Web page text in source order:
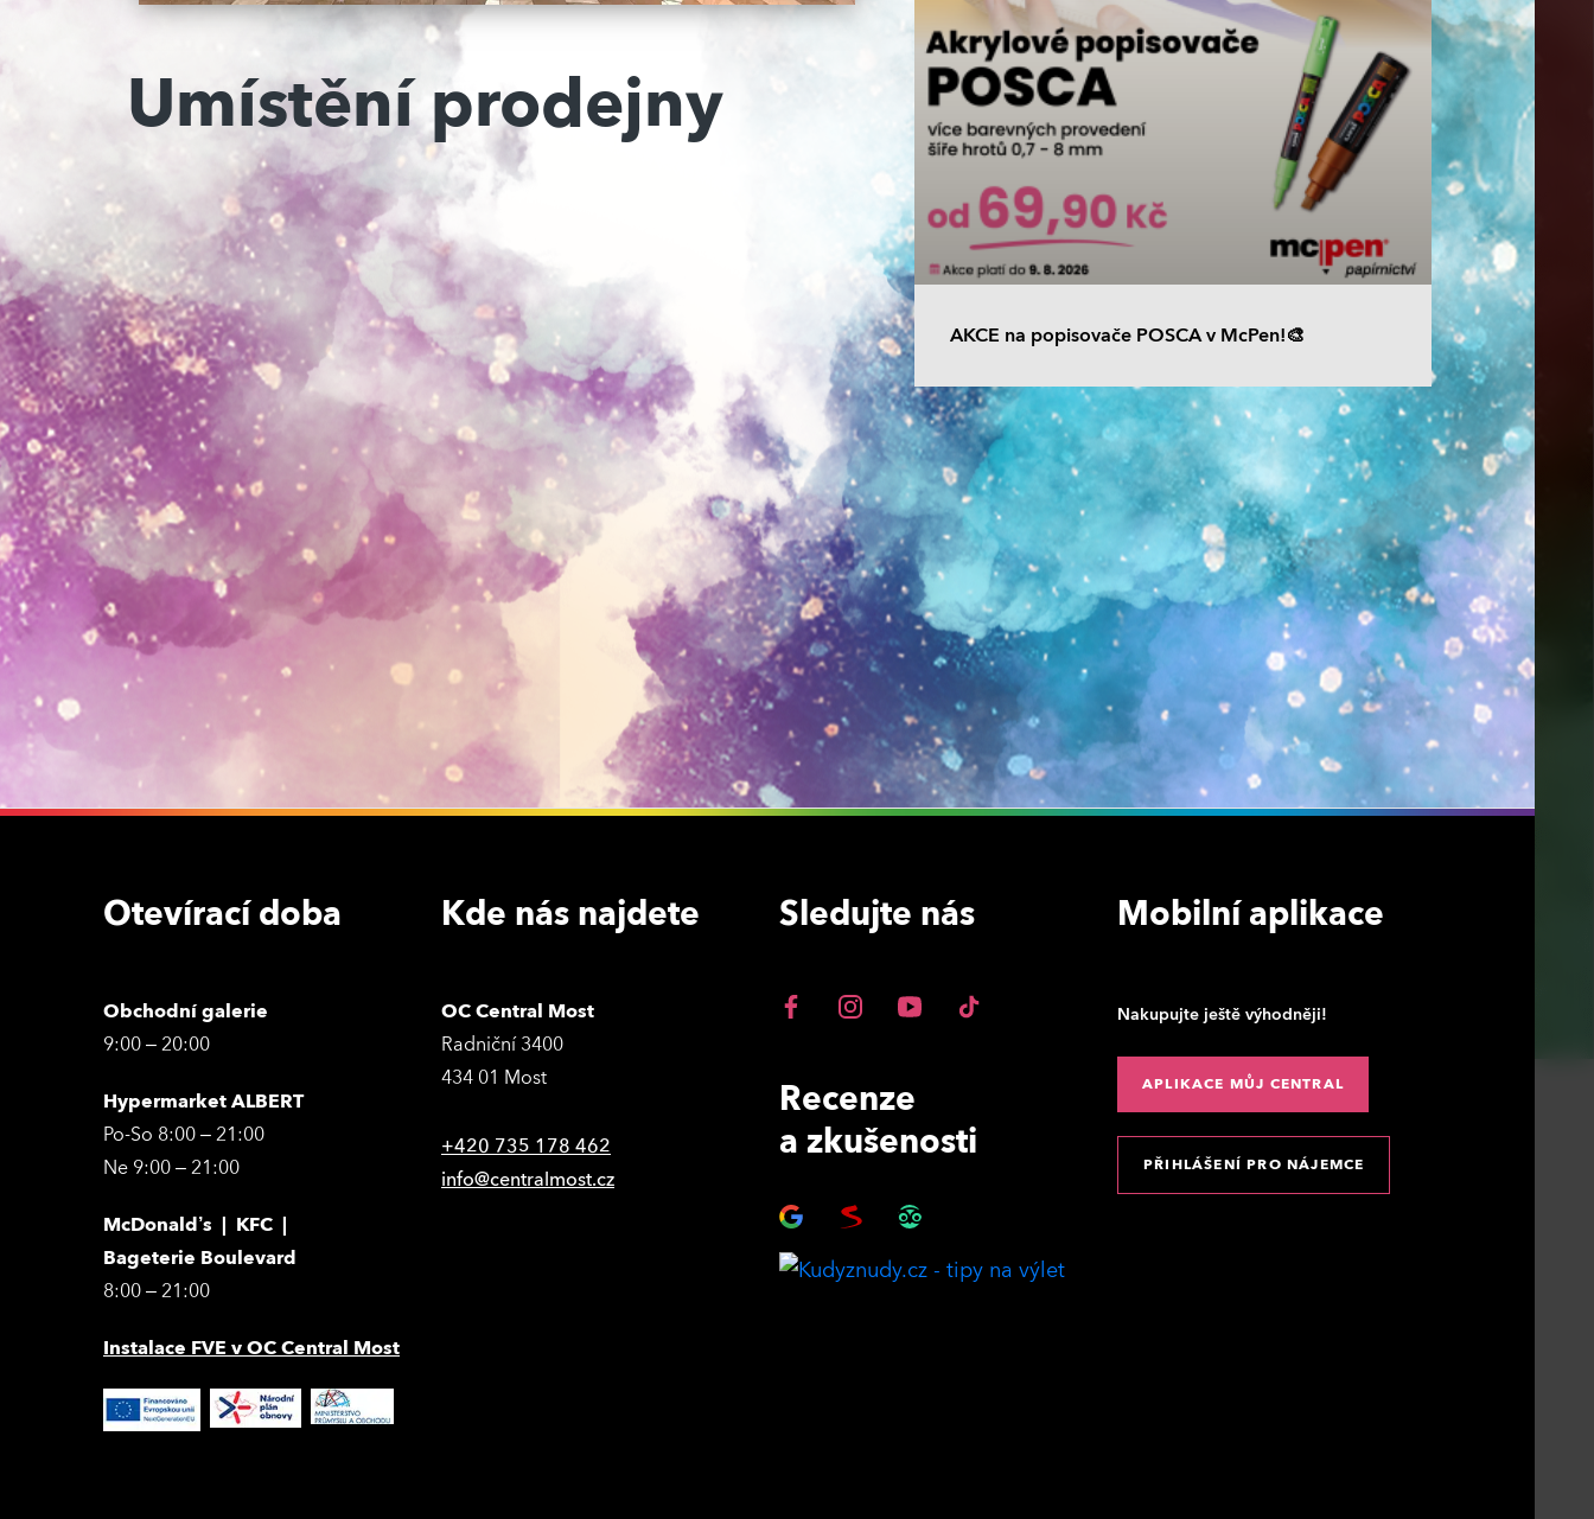
Umístění prodejny
AKCE na popisovače POSCA v McPen!🎨
Otevírací doba
Obchodní galerie
9:00 – 20:00
Hypermarket ALBERT
Po-So 8:00 – 21:00
Ne 9:00 – 21:00
McDonald’s | KFC |
Bageterie Boulevard
8:00 – 21:00
Instalace FVE v OC Central Most
Kde nás najdete
OC Central Most
Radniční 3400
434 01 Most
+420 735 178 462
info@centralmost.cz
Sledujte nás
Recenze
a zkušenosti
Mobilní aplikace
Nakupujte ještě výhodněji!
APLIKACE MŮJ CENTRAL
PŘIHLÁŠENÍ PRO NÁJEMCE